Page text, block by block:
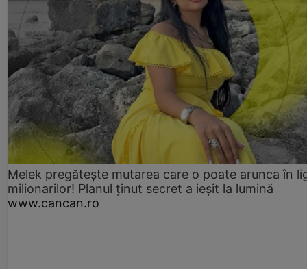
Melek pregătește mutarea care o poate arunca în
milionarilor! Planul ținut secret a ieșit la lumină
www.cancan.ro